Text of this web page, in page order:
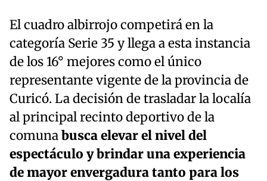
El cuadro albirrojo competirá en la
categoría Serie 35 y llega a esta instancia
de los 16° mejores como el único
representante vigente de la provincia de
Curicó. La decisión de trasladar la localía
al principal recinto deportivo de la
comunabusca elevar el nivel del
espectáculo y brindar una experiencia
de mayor envergadura tanto para los